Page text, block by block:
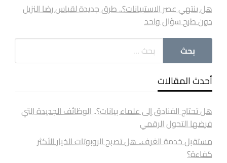
هل ينتهي عصر الاستبيانات؟.. طرق جديدة لقياس رضا النزيل
دون طرح سؤال واحد
أحدث المقالات
هل تحتاج الفنادق إلى علماء بيانات؟.. الوظائف الجديدة التي
فرضها التحول الرقمي
مستقبل خدمة الغرف.. هل تصبح الروبوتات الخيار الأكثر
كفاءة؟